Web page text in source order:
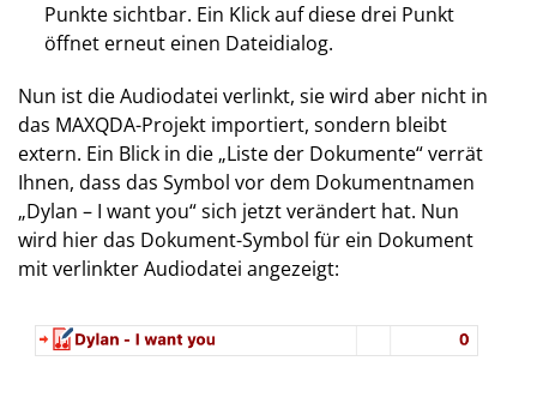
Punkte sichtbar. Ein Klick auf diese drei Punkt
öffnet erneut einen Dateidialog.
Nun ist die Audiodatei verlinkt, sie wird aber nicht in
das MAXQDA-Projekt importiert, sondern bleibt
extern. Ein Blick in die „Liste der Dokumente“ verrät
Ihnen, dass das Symbol vor dem Dokumentnamen
„Dylan – I want you“ sich jetzt verändert hat. Nun
wird hier das Dokument-Symbol für ein Dokument
mit verlinkter Audiodatei angezeigt: